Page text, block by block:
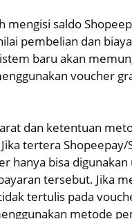
mengisi saldo
pembelian dan biaya
baru akan
voucher
dan ketentuan
tertera Shopeepay/
hanya bisa
tersebut. Jika
tertulis pada
metode